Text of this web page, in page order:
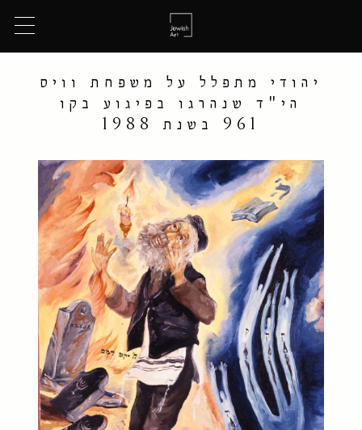
יהודי מתפלל על משפחת וויס
הי"ד שנהרגו בפיגוע בקו
961 בשנת 1988